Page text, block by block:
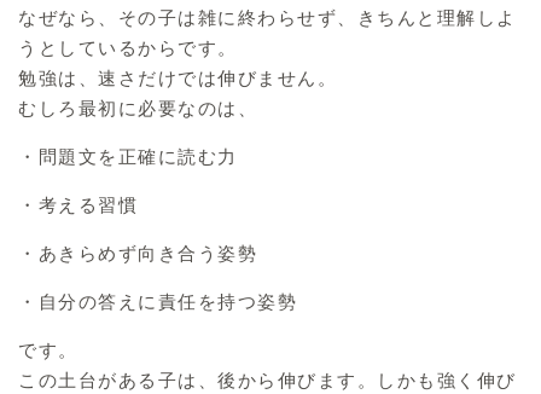
なぜなら、その子は雑に終わらせず、きちんと理解しよ
うとしているからです。
勉強は、速さだけでは伸びません。
むしろ最初に必要なのは、
・問題文を正確に読む力
・考える習慣
・あきらめず向き合う姿勢
・自分の答えに責任を持つ姿勢
です。
この土台がある子は、後から伸びます。しかも強く伸び